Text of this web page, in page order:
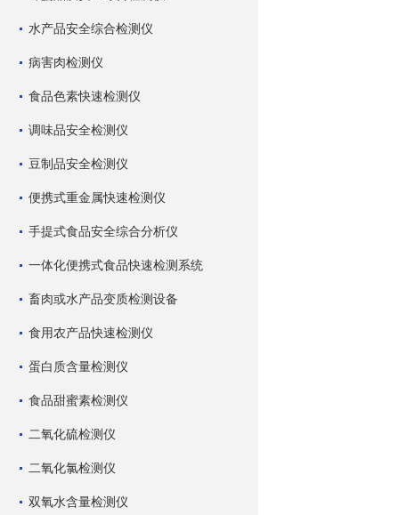
水产品安全综合检测仪
病害肉检测仪
食品色素快速检测仪
调味品安全检测仪
豆制品安全检测仪
便携式重金属快速检测仪
手提式食品安全综合分析仪
一体化便携式食品快速检测系统
畜肉或水产品变质检测设备
食用农产品快速检测仪
蛋白质含量检测仪
食品甜蜜素检测仪
二氧化硫检测仪
二氧化氯检测仪
双氧水含量检测仪